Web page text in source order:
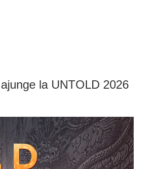
la UNTOLD 2026